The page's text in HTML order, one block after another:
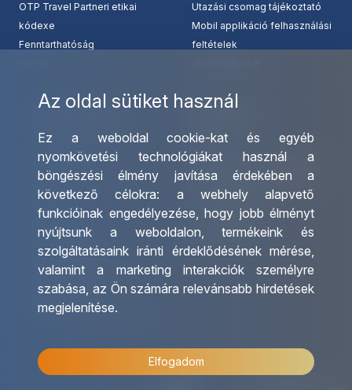
Az oldal sütiket használ
Ez a weboldal cookie-kat és egyéb
nyomkövetési technológiákat használ a
böngészési élmény javítása érdekében a
következő célokra: a webhely alapvető
funkcióinak engedélyezése, hogy jobb élményt
nyújtsunk a weboldalon,termékeink és
szolgáltatásaink iránti érdeklődésének mérése,
valamint a marketing interakciók személyre
szabása, az Ön számára relevánsabb hirdetések
megjelenítése.
Elfogadom
OTP Travel Partneri etikai
kódexe
Fenntarthatóság
Utazási csomag tájékoztató
Mobil applikáció felhasználási
feltételek
Csoportos utazások
szervezése
Egyéni utak szervezése
Hajóutak
Üzleti utaztatás
Nemzetközi tanár és
diákigazolványok
Letölthető katalógusunk
Ajándékutalvány
OTP Travel kedvezmények
Irodáink
Utazásszervező partnereink
Viszonteladó Partnereink
Partnereinknek
Utazási kérdőív
Impresszum